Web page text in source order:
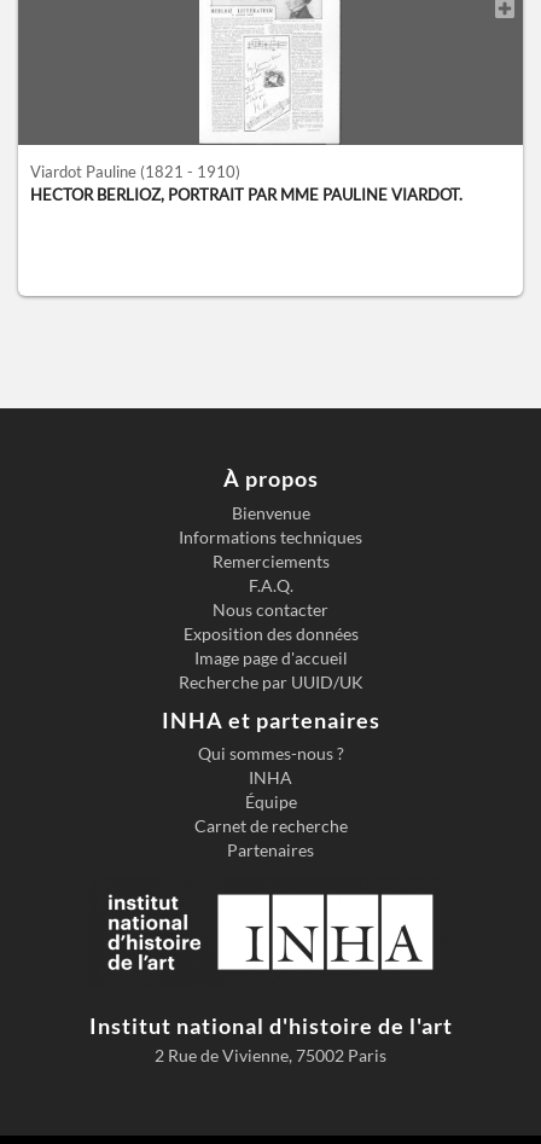
Viardot Pauline (1821 - 1910)
HECTOR BERLIOZ, PORTRAIT PAR MME PAULINE VIARDOT.
À propos
Bienvenue
Informations techniques
Remerciements
F.A.Q.
Nous contacter
Exposition des données
Image page d'accueil
Recherche par UUID/UK
INHA et partenaires
Qui sommes-nous ?
INHA
Équipe
Carnet de recherche
Partenaires
Institut national d'histoire de l'art
2 Rue de Vivienne, 75002 Paris